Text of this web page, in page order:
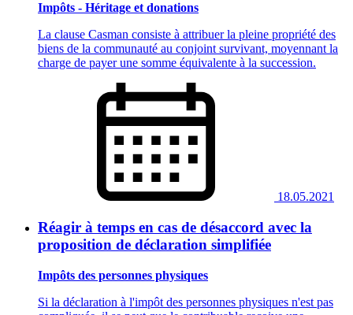
Impôts - Héritage et donations
La clause Casman consiste à attribuer la pleine propriété des
biens de la communauté au conjoint survivant, moyennant la
charge de payer une somme équivalente à la succession.
18.05.2021
Réagir à temps en cas de désaccord avec la
proposition de déclaration simplifiée
Impôts des personnes physiques
Si la déclaration à l'impôt des personnes physiques n'est pas